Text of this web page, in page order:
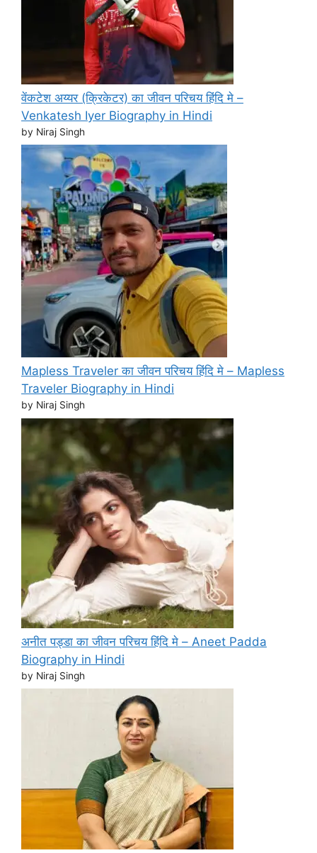
वेंकटेश अय्यर (क्रिकेटर) का जीवन परिचय हिंदि मे –
Venkatesh Iyer Biography in Hindi
by Niraj Singh
Mapless Traveler का जीवन परिचय हिंदि मे – Mapless
Traveler Biography in Hindi
by Niraj Singh
अनीत पड्डा का जीवन परिचय हिंदि मे – Aneet Padda
Biography in Hindi
by Niraj Singh